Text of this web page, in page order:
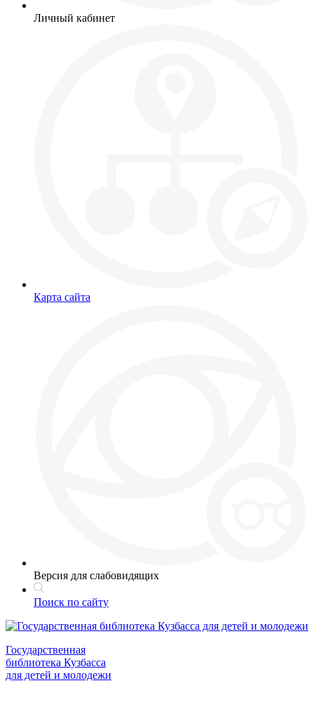
Личный кабинет
Карта сайта
Версия для слабовидящих
Поиск по сайту
Государственная
библиотека Кузбасса
для детей и молодежи